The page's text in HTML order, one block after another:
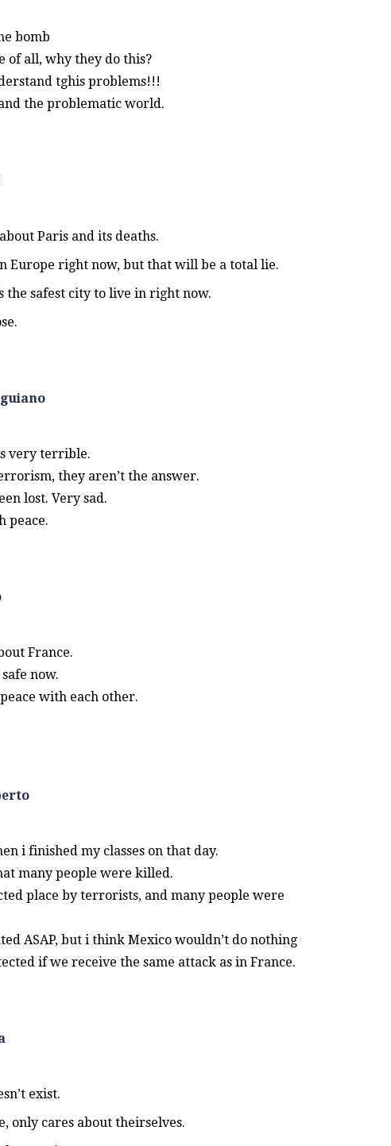
bomb
of all, why they do this?
tghis problems!!!
the problematic world.
Paris and its deaths.
Europe right now, but that will be a total lie.
the safest city to live in right now.
very terrible.
they aren’t the answer.
lost. Very sad.
peace.
France.
now.
with each other.
i finished my classes on that day.
many people were killed.
place by terrorists, and many people were
ASAP, but i think Mexico wouldn’t do nothing
if we receive the same attack as in France.
exist.
only cares about theirselves.